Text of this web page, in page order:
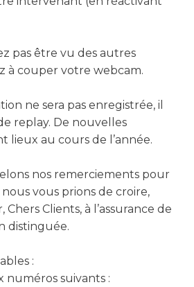
pas être vu des autres
à couper votre webcam.
ne sera pas enregistrée, il
replay. De nouvelles
lieux au cours de l’année.
nos remerciements pour
vous prions de croire,
Chers Clients, à l’assurance de
distinguée.
:
numéros suivants :